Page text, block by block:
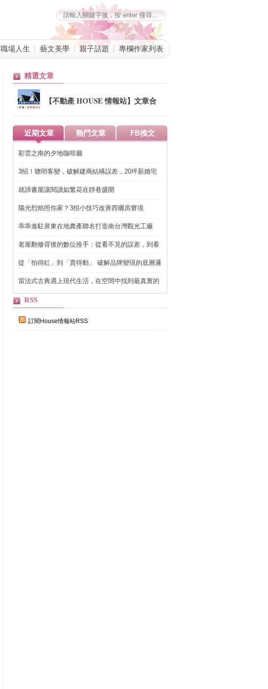
職場人生 藝文美學 親子話題 專欄作家列表
精選文章
【不動產 HOUSE 情報站】文章合
併公告
近期文章 熱門文章 FB推文
彩雲之南的夕地咖啡廳
3招！聰明客變，破解建商結構誤差，20坪新婚宅
就諦書屋讓閱讀如繁花在靜巷盛開
陽光烈焰照你家？3招小技巧改善西曬房窘境
乖乖進駐屏東在地農產聯名打造南台灣觀光工廠
老屋翻修背後的數位推手：從看不見的誤差，到看
從「拍得紅」到「賣得動」 破解品牌變現的底層邏
當法式古典遇上現代生活，在空間中找到最真實的
RSS
訂閱House情報站RSS